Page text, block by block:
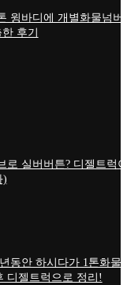
윙바디에 개별화물넘버
후기
로 실버버튼? 디젤트럭
)
동안 하시다가 1톤화물
디젤트럭으로 정리!